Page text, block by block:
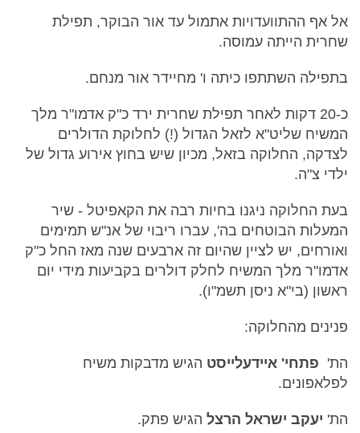
אל אף ההתוועדויות אתמול עד אור הבוקר, תפילת
שחרית הייתה עמוסה.
בתפילה השתתפו כיתה ו' מחיידר אור מנחם.
כ-20 דקות לאחר תפילת שחרית ירד כ"ק אדמו"ר מלך
המשיח שליט"א לזאל הגדול (!) לחלוקת הדולרים
לצדקה, החלוקה בזאל, מכיון שיש בחוץ אירוע גדול של
ילדי צ"ה.
בעת החלוקה ניגנו בחיות רבה את הקאפיטל - שיר
המעלות הבוטחים בה', עברו ריבוי של אנ"ש תמימים
ואורחים, יש לציין שהיום זה ארבעים שנה מאז החל כ"ק
אדמו"ר מלך המשיח לחלק דולרים בקביעות מידי יום
ראשון (בי"א ניסן תשמ"ו).
פנינים מהחלוקה:
הת' פתחי' איידעלייסט הגיש מדבקות משיח
לפלאפונים.
הת' יעקב ישראל הרצל הגיש פתק.